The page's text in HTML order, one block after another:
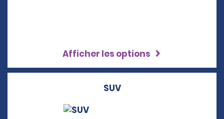
Afficher les options
SUV